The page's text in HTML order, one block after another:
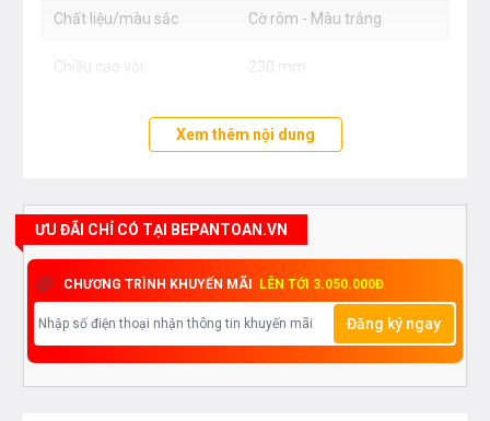
Chất liệu/màu sắc Cờ rôm - Màu trắng
Chiều cao vòi 230 mm
Xem thêm nội dung
ƯU ĐÃI CHỈ CÓ TẠI BEPANTOAN.VN
CHƯƠNG TRÌNH KHUYẾN MÃI LÊN TỚI 3.050.000Đ
Đăng ký ngay